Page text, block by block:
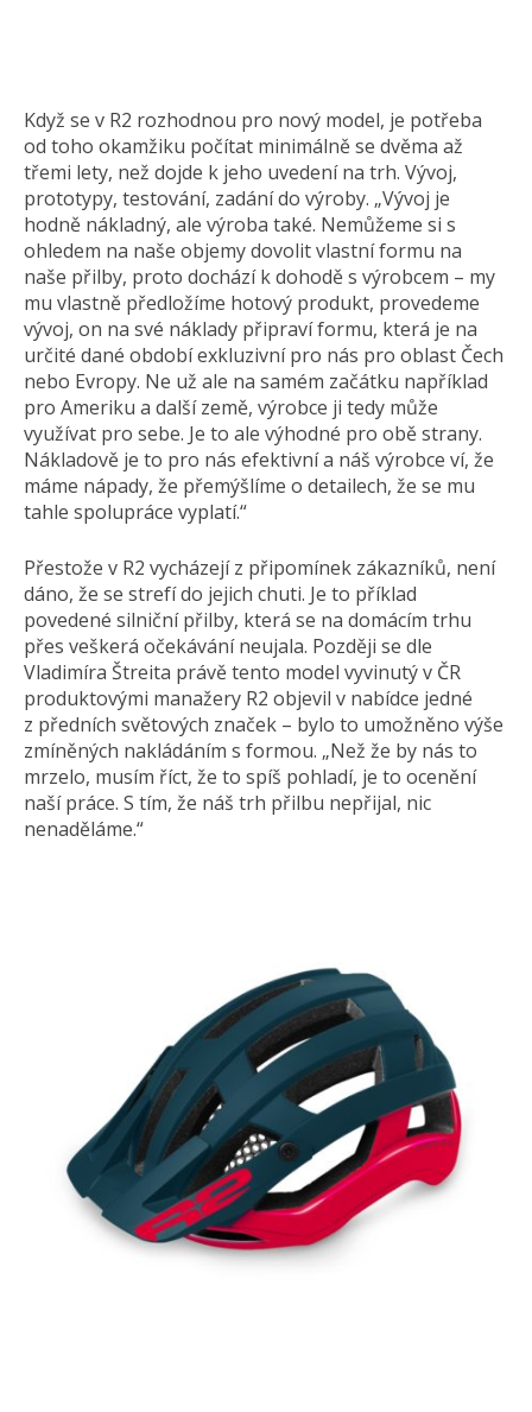
Když se v R2 rozhodnou pro nový model, je potřeba
od toho okamžiku počítat minimálně se dvěma až
třemi lety, než dojde k jeho uvedení na trh. Vývoj,
prototypy, testování, zadání do výroby. „Vývoj je
hodně nákladný, ale výroba také. Nemůžeme si s
ohledem na naše objemy dovolit vlastní formu na
naše přilby, proto dochází k dohodě s výrobcem – my
mu vlastně předložíme hotový produkt, provedeme
vývoj, on na své náklady připraví formu, která je na
určité dané období exkluzivní pro nás pro oblast Čech
nebo Evropy. Ne už ale na samém začátku například
pro Ameriku a další země, výrobce ji tedy může
využívat pro sebe. Je to ale výhodné pro obě strany.
Nákladově je to pro nás efektivní a náš výrobce ví, že
máme nápady, že přemýšlíme o detailech, že se mu
tahle spolupráce vyplatí.“
Přestože v R2 vycházejí z připomínek zákazníků, není
dáno, že se strefí do jejich chuti. Je to příklad
povedené silniční přilby, která se na domácím trhu
přes veškerá očekávání neujala. Později se dle
Vladimíra Štreita právě tento model vyvinutý v ČR
produktovými manažery R2 objevil v nabídce jedné
z předních světových značek – bylo to umožněno výše
zmíněných nakládáním s formou. „Než že by nás to
mrzelo, musím říct, že to spíš pohladí, je to ocenění
naší práce. S tím, že náš trh přilbu nepřijal, nic
nenaděláme.“